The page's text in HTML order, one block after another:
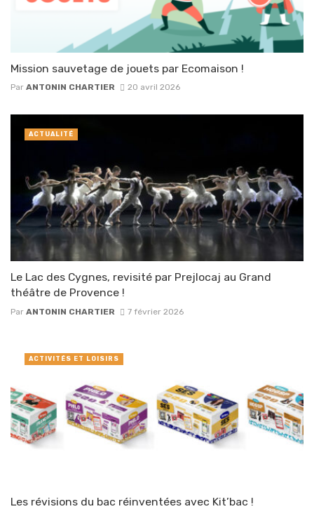
Mission sauvetage de jouets par Ecomaison !
Par ANTONIN CHARTIER 20 avril 2026
Le Lac des Cygnes, revisité par Prejlocaj au Grand
théâtre de Provence !
Par ANTONIN CHARTIER 7 février 2026
ACTUALITÉ
Les révisions du bac réinventées avec Kit’bac !
ACTIVITÉS ET LOISIRS